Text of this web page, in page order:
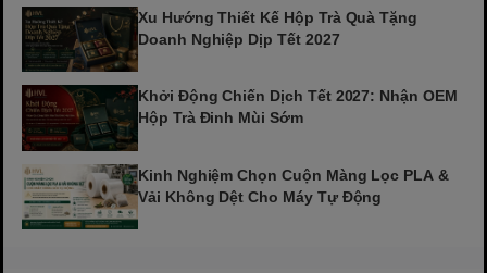
Xu Hướng Thiết Kế Hộp Trà Quà Tặng
Doanh Nghiệp Dịp Tết 2027
Khởi Động Chiến Dịch Tết 2027: Nhận OEM
Hộp Trà Đinh Mùi Sớm
Kinh Nghiệm Chọn Cuộn Màng Lọc PLA &
Vải Không Dệt Cho Máy Tự Động